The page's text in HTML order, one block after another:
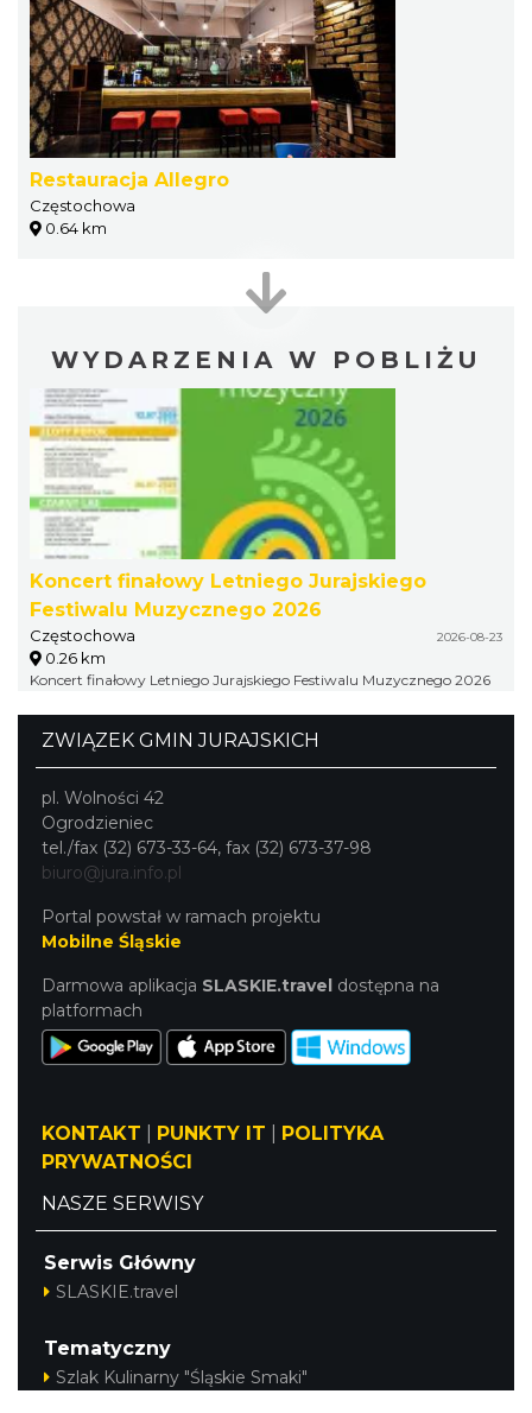
Restauracja Allegro
Częstochowa
0.64 km
WYDARZENIA W POBLIŻU
Koncert finałowy Letniego Jurajskiego
Festiwalu Muzycznego 2026
Częstochowa 2026-08-23
0.26 km
Koncert finałowy Letniego Jurajskiego Festiwalu Muzycznego 2026
ZWIĄZEK GMIN JURAJSKICH
pl. Wolności 42
Ogrodzieniec
tel./fax (32) 673-33-64, fax (32) 673-37-98
biuro@jura.info.pl
Portal powstał w ramach projektu
Mobilne Śląskie
Darmowa aplikacja SLASKIE.travel dostępna na
platformach
KONTAKT PUNKTY IT
POLITYKA
PRYWATNOŚCI
NASZE SERWISY
Serwis Główny
SLASKIE.travel
Tematyczny
Szlak Kulinarny "Śląskie Smaki"